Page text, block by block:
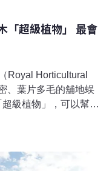
「超級植物」 最會
Royal Horticultural
、葉片多毛的舖地蜈
級植物」，可以幫助
屬、山楂和美西紅側
繁忙的主要城市道